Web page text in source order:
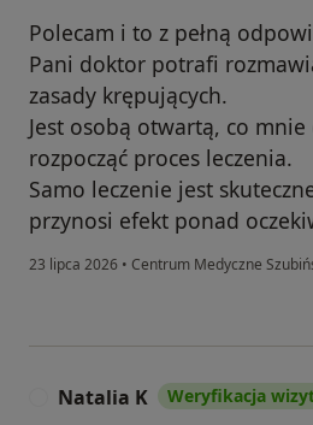
Polecam i to z pełną
Pani doktor potrafi
zasady krępujących.
Jest osobą otwartą, co
rozpocząć proces leczenia.
Samo leczenie jest
przynosi efekt ponad
23 lipca 2026 • Centrum Medyczne
Natalia K Weryfikacja